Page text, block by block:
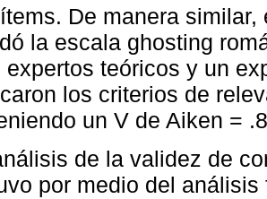
De manera similar,
la escala ghosting
expertos teóricos y un
los criterios de
un V de Aiken =
de la validez de
por medio del